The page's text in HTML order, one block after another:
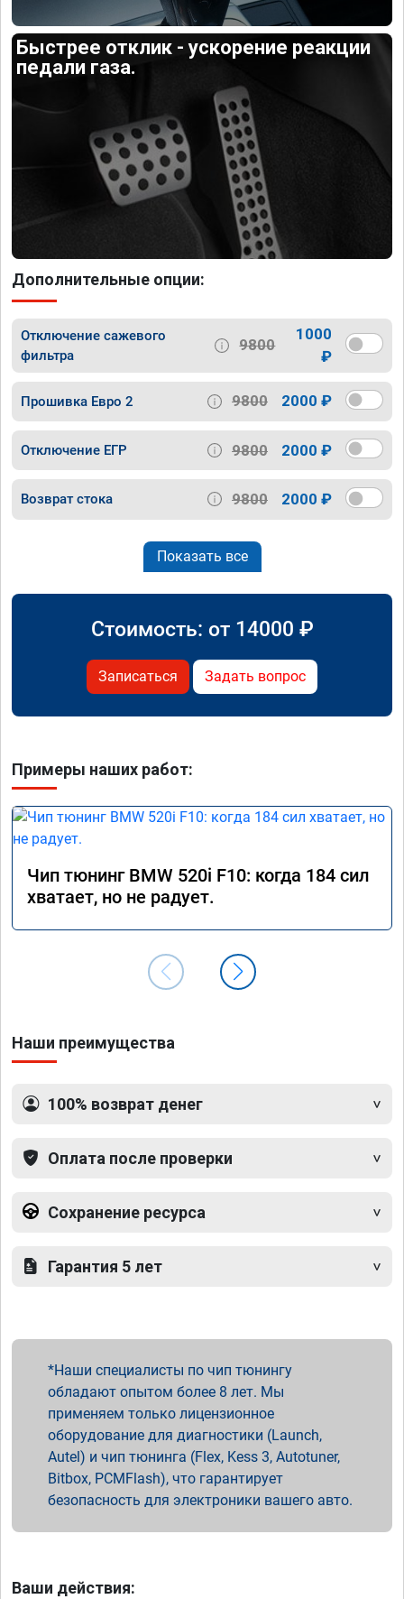
Быстрее отклик - ускорение реакции
педали газа.
Дополнительные опции:
Отключение сажевого
фильтра
9800
1000
₽
Прошивка Евро 2 9800 2000 ₽
Отключение ЕГР 9800 2000 ₽
Возврат стока 9800 2000 ₽
Показать все
Стоимость: от 14000 ₽
Записаться Задать вопрос
Примеры наших работ:
Чип тюнинг BMW 520i F10: когда 184 сил
хватает, но не радует.
Наши преимущества
100% возврат денег
Оплата после проверки
Сохранение ресурса
Гарантия 5 лет
Наши специалисты по чип тюнингу
обладают опытом более 8 лет. Мы
применяем только лицензионное
оборудование для диагностики (Launch,
Autel) и чип тюнинга (Flex, Kess 3, Autotuner,
Bitbox, PCMFlash), что гарантирует
безопасность для электроники вашего авто.
Ваши действия: